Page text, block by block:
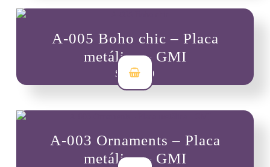
A-005 Boho chic – Placa
metálica – GMI
$ 44,200
A-003 Ornaments – Placa
metálica – GMI